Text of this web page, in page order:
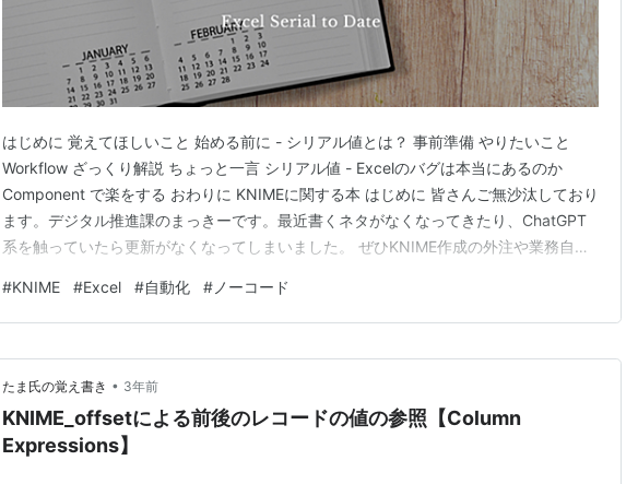
はじめに 覚えてほしいこと 始める前に - シリアル値とは？ 事前準備 やりたいこと
Workflow ざっくり解説 ちょっと一言 シリアル値 - Excelのバグは本当にあるのか
Component で楽をする おわりに KNIMEに関する本 はじめに 皆さんご無沙汰しており
ます。デジタル推進課のまっきーです。最近書くネタがなくなってきたり、ChatGPT
系を触っていたら更新がなくなってしまいました。 ぜひKNIME作成の外注や業務自動
になるかもしれません。。 今回のテーマ ~シリアル値の日付型へ変換~ Excel…
#KNIME #Excel #自動化 #ノーコード
たま氏の覚え書き • 3年前
KNIME_offsetによる前後のレコードの値の参照【Column
Expressions】